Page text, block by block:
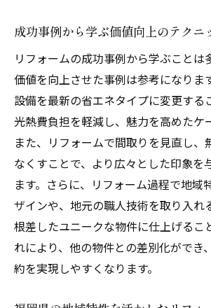
ムの基本
魅力的な賃貸物件を作るた
基礎
デザインと機能のバランス
地域特性を活かしたデザイ
福岡県の賃貸ニーズに応え
術
物件の魅力を引き立てるカ
ート
リフォームによるブランド
効率的なリフォームで福岡県の
を最大化
効率的なリフォーム計画の
成功事例から学ぶ価値向上のテクニ
リフォームの成功事例から学ぶことは
価値を向上させた事例は参考になりま
設備を最新の省エネタイプに変更する
光熱費負担を軽減し、魅力を高めたケ
また、リフォームで間取りを見直し、
なくすことで、より広々とした印象を
ます。さらに、リフォーム過程で地域
ザインや、地元の職人技術を取り入れ
根差したユニークな物件に仕上げるこ
れにより、他の物件との差別化ができ
約を実現しやすくなります。